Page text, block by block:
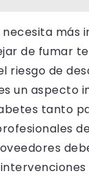
necesita más
de fumar
riesgo de
un aspecto
tanto